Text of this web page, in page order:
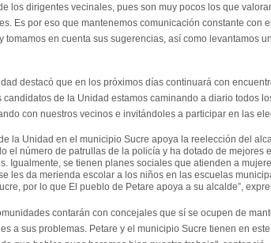
los dirigentes vecinales, pues son muy pocos los que
Es por eso que mantenemos comunicación constante con
tomamos en cuenta sus sugerencias, así como levantamos
destacó que en los próximos días continuará con
candidatos de la Unidad estamos caminando a diario todos
con nuestros vecinos e invitándoles a participar en las
la Unidad en el municipio Sucre apoya la reelección del
el número de patrullas de la policía y ha dotado de mejores
Igualmente, se tienen planes sociales que atienden a
les da merienda escolar a los niños en las escuelas
por lo que El pueblo de Petare apoya a su alcalde”,
contarán con concejales que sí se ocupen de
a sus problemas. Petare y el municipio Sucre tienen en